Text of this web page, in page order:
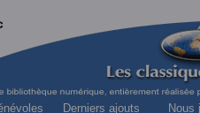
Derniers ajouts Nous